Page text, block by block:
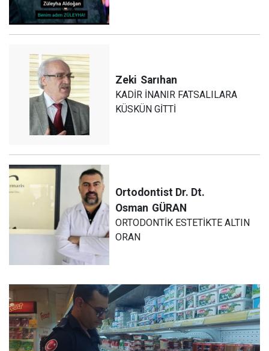
Zeki Sarıhan
KADİR İNANIR FATSALILARA
KÜSKÜN GİTTİ
Ortodontist Dr. Dt.
Osman GÜRAN
ORTODONTİK ESTETİKTE ALTIN
ORAN